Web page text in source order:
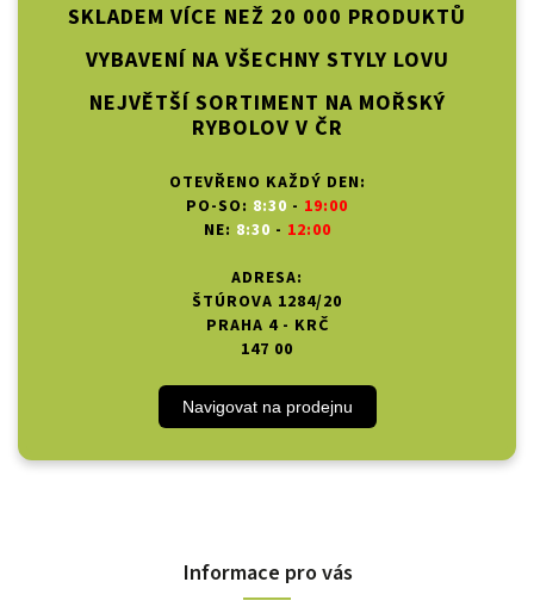
SKLADEM VÍCE NEŽ 20 000 PRODUKTŮ
VYBAVENÍ NA VŠECHNY STYLY LOVU
NEJVĚTŠÍ SORTIMENT NA MOŘSKÝ
RYBOLOV V ČR
OTEVŘENO KAŽDÝ DEN:
PO-SO: 8:30 - 19:00
NE: 8:30 - 12:00
ADRESA:
ŠTÚROVA 1284/20
PRAHA 4 - KRČ
147 00
Navigovat na prodejnu
Informace pro vás